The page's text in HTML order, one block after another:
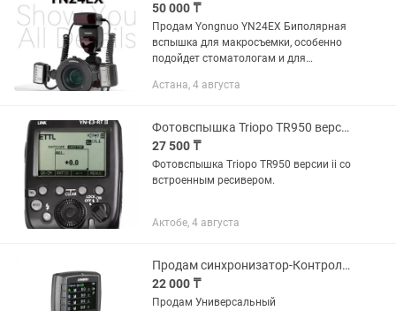
50 000 ₸
Продам Yongnuo YN24EX Биполярная
вспышка для макросъемки, особенно
подойдет стоматологам и для
каспи кз Состояние отличное,
Астана, 4 августа
Фотовспышка Triopo TR950 версии ii со встроенным ресивером.
27 500 ₸
Фотовспышка Triopo TR950 версии ii со
встроенным ресивером.
Актобе, 4 августа
Продам синхронизатор-Контролер JINBEI TR-Q7II Bluetooth TTL HSS
22 000 ₸
Продам Универсальный